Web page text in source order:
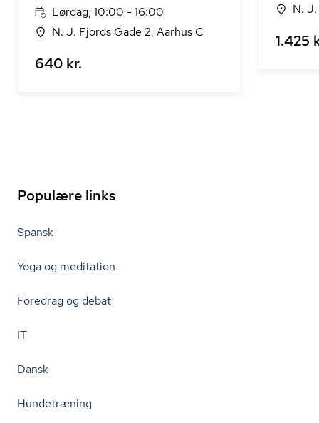
Lørdag, 10:00 - 16:00
N. J. Fjords Gade 2, Aarhus C
640 kr.
N.
1.425
Populære links
Spansk
Yoga og meditation
Foredrag og debat
IT
Dansk
Hundetræning